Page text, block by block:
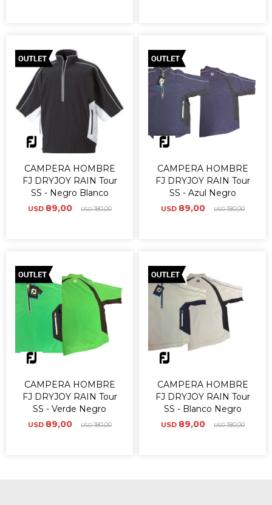
CAMPERA HOMBRE
FJ DRYJOY RAIN Tour
SS - Negro Blanco
USD 89,00 USD180,00
CAMPERA HOMBRE
FJ DRYJOY RAIN Tour
SS - Azul Negro
USD 89,00 USD180,00
CAMPERA HOMBRE
FJ DRYJOY RAIN Tour
SS - Verde Negro
USD 89,00 USD180,00
CAMPERA HOMBRE
FJ DRYJOY RAIN Tour
SS - Blanco Negro
USD 89,00 USD180,00